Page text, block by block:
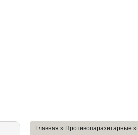
Главная » Противопаразитарные »